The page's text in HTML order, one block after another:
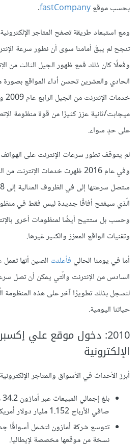
بحسب موقعfastCompany
.
ومع استبعاد طريقة تصفح المتاجر
تنجح لم يبقَ أمامنا سوى أن نطور سرعة
وفعلًا كان ذلك فمع ظهور الجيل الثالث من
الحادي والعشرين تحسن أداء المواقع
ميجابت/ثانية عزز كثيرًا من قوة منظومة
على حدٍ سواء.
لم يتوقف تطور سرعات الإنترنت على
الّذي سيفتح أفاقًا جديدة ليس فقط في
وحسب بل ستتيح أيضًا لمنظومات أخرى
وتقنيات الواقع المعزز والكثير غيرها.
أما في يومنا الحالي فأعلنت الصين أنها
لنسجل بذلك تطويرًا آخر على هذه
حياتنا اليومية.
2010: دخول موقع علي
الإلكترونية
أبرز الأحداث في الأسواق والمتاجر
صافي الأرباح 1.152 مليار دولار أمريكي.
تتوسع شركة أمازون لتشمل أسواقًا
نسخة من موقعها مخصصة لإيطاليا.